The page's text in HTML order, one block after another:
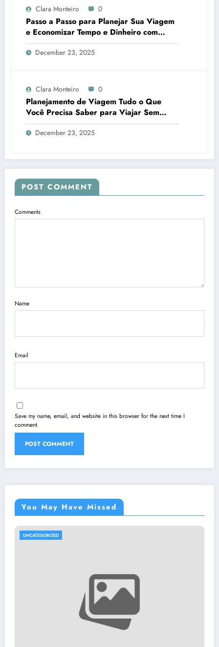
Clara Monteiro 0
Passo a Passo para Planejar Sua Viagem
e Economizar Tempo e Dinheiro com
Dicas Infalíveis
December 23, 2025
Clara Monteiro 0
Planejamento de Viagem Tudo o Que
Você Precisa Saber para Viajar Sem
Estresse e Pagar Menos
December 23, 2025
POST COMMENT
Comments
Name
Email
Save my name, email, and website in this browser for the next time I
comment.
You May Have Missed
UNCATEGORIZED